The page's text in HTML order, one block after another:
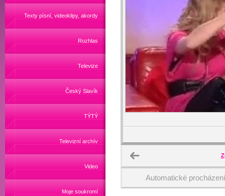
Texty písní, videoklipy, akordy
Rozhlas
Televize
Český Slavík
TÝTÝ
Televizní archív
Video
Moje soukromí
Automatické